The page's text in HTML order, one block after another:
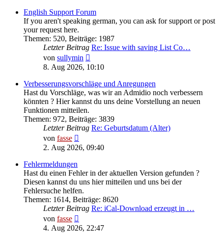
English Support Forum
If you aren't speaking german, you can ask for support or post
your request here.
Themen: 520, Beiträge: 1987
Letzter Beitrag Re: Issue with saving List Co…
von sullymin
Beitrag
8. Aug 2026, 10:10
Verbesserungsvorschläge und Anregungen
Hast du Vorschläge, was wir an Admidio noch verbessern
könnten ? Hier kannst du uns deine Vorstellung an neuen
Funktionen mitteilen.
Themen: 972, Beiträge: 3839
Letzter Beitrag Re: Geburtsdatum (Alter)
von fasse
Beitrag
2. Aug 2026, 09:40
Fehlermeldungen
Hast du einen Fehler in der aktuellen Version gefunden ?
Diesen kannst du uns hier mitteilen und uns bei der
Fehlersuche helfen.
Themen: 1614, Beiträge: 8620
Letzter Beitrag Re: iCal-Download erzeugt in …
von fasse
Beitrag
4. Aug 2026, 22:47